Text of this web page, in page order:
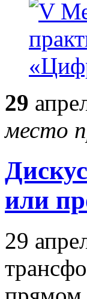
29
место
или
29